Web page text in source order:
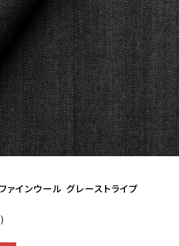
ファインウール グレーストライプ